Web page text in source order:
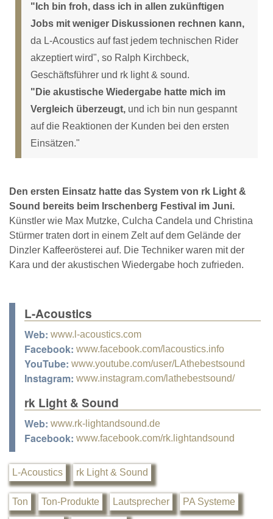
"Ich bin froh, dass ich in allen zukünftigen
Jobs mit weniger Diskussionen rechnen kann,
da L-Acoustics auf fast jedem technischen Rider
akzeptiert wird", so Ralph Kirchbeck,
Geschäftsführer und rk light & sound.
"Die akustische Wiedergabe hatte mich im
Vergleich überzeugt, und ich bin nun gespannt
auf die Reaktionen der Kunden bei den ersten
Einsätzen."
Den ersten Einsatz hatte das System von rk Light &
Sound bereits beim Irschenberg Festival im Juni.
Künstler wie Max Mutzke, Culcha Candela und Christina
Stürmer traten dort in einem Zelt auf dem Gelände der
Dinzler Kaffeerösterei auf. Die Techniker waren mit der
Kara und der akustischen Wiedergabe hoch zufrieden.
L-Acoustics
Web: www.l-acoustics.com
Facebook: www.facebook.com/lacoustics.info
YouTube: www.youtube.com/user/LAthebestsound
Instagram: www.instagram.com/lathebestsound/
rk Light & Sound
Web: www.rk-lightandsound.de
Facebook: www.facebook.com/rk.lightandsound
L-Acoustics rk Light & Sound
Ton Ton-Produkte Lautsprecher PA Systeme